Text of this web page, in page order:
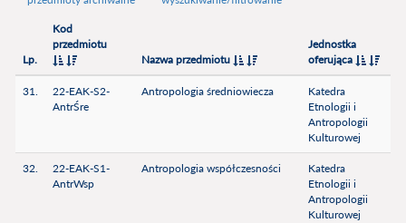
Lp.
Kod
przedmiotu
Nazwa przedmiotu
Jednostka
oferująca
31.
22-EAK-S2-
AntrŚre
Antropologia średniowiecza
Katedra
Etnologii i
Antropologii
Kulturowej
32.
22-EAK-S1-
AntrWsp
Antropologia współczesności
Katedra
Etnologii i
Antropologii
Kulturowej